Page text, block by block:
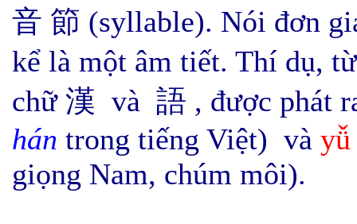
音 節 (syllable). Nói đơn
kể là một âm tiết. Thí dụ,
chữ 漢 và 語 , được phát
hán trong tiếng Việt) và yǚ
giọng Nam, chúm môi).